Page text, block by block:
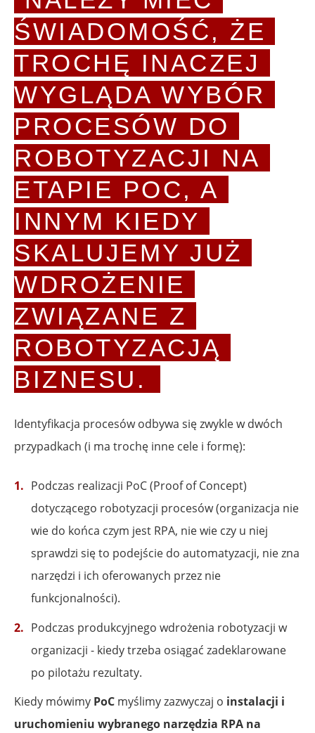
ŚWIADOMOŚĆ, ŻE
TROCHĘ INACZEJ
WYGLĄDA WYBÓR
PROCESÓW DO
ROBOTYZACJI NA
ETAPIE POC, A
INNYM KIEDY
SKALUJEMY JUŻ
WDROŻENIE
ZWIĄZANE Z
ROBOTYZACJĄ
BIZNESU.
Identyfikacja procesów odbywa się zwykle w dwóch
przypadkach (i ma trochę inne cele i formę):
Podczas realizacji PoC (Proof of Concept)
dotyczącego robotyzacji procesów (organizacja nie
wie do końca czym jest RPA, nie wie czy u niej
sprawdzi się to podejście do automatyzacji, nie zna
narzędzi i ich oferowanych przez nie
funkcjonalności).
Podczas produkcyjnego wdrożenia robotyzacji w
organizacji - kiedy trzeba osiągać zadeklarowane
po pilotażu rezultaty.
Kiedy mówimy PoC myślimy zazwyczaj o instalacji i
uruchomieniu wybranego narzędzia RPA na